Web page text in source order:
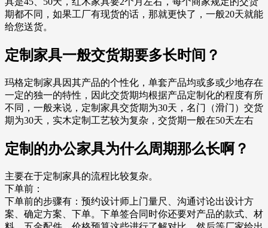
期都不同，如果工厂有现货的话，那就更快了，一般20天就能
给您送货。
定制家具一般交货期要多长时间？
玛格定制家具因其产品的个性化，单套产品均或多或少地存在
一定的独一的特性，因此交货期均根据产品定制化的程度有所
不同，一般来说，定制家具交货期为30天，名门（滑门）交货
期为30天，实木定制工艺较为复杂，交货期一般在50天左右
定制的办公家具为什么周期那么长啊？
主要在于定制家具的流程比较复杂。
下单前：
下单前的步骤有：预约设计师上门量尺、沟通讨论出设计方
案、确定方案、下单。下单签合同时你还要对产品的款式、材